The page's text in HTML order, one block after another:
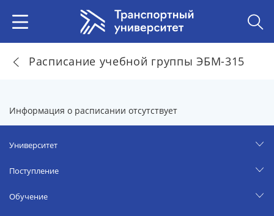
Расписание учебной группы ЭБМ-315
Информация о расписании отсутствует
Университет
Поступление
Обучение